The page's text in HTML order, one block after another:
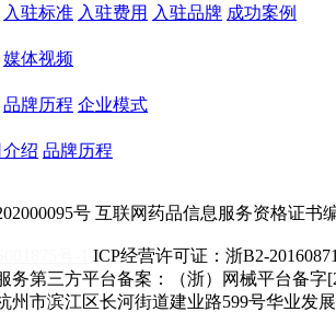
入驻标准 入驻费用 入驻品牌 成功案例
媒体视频
品牌历程 企业模式
绍 品牌历程
号 互联网药品信息服务资格证书
ICP经营许可证：浙B2-
务第三方平台备案：（浙）网械平台备字
州市滨江区长河街道建业路599号华业发